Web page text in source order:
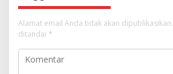
Alamat email Anda tidak akan dipublikasikan.
ditandai *